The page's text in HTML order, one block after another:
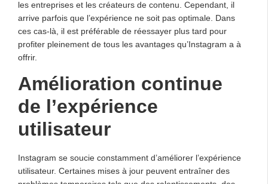
les entreprises et les créateurs de contenu. Cependant, il
arrive parfois que l’expérience ne soit pas optimale. Dans
ces cas-là, il est préférable de réessayer plus tard pour
profiter pleinement de tous les avantages qu’Instagram a à
offrir.
Amélioration continue
de l’expérience
utilisateur
Instagram se soucie constamment d’améliorer l’expérience
utilisateur. Certaines mises à jour peuvent entraîner des